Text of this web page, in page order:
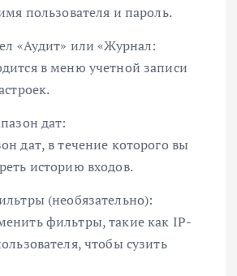
пользователя и пароль.
«Аудит» или «Журнал:
в меню учетной записи
дат:
дат, в течение которого вы
историю входов.
(необязательно):
фильтры, такие как IP-
чтобы сузить